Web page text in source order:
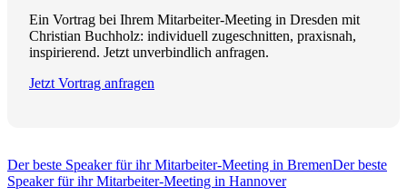
Ein Vortrag bei Ihrem Mitarbeiter-Meeting in Dresden mit
Christian Buchholz: individuell zugeschnitten, praxisnah,
inspirierend. Jetzt unverbindlich anfragen.
Jetzt Vortrag anfragen
Der beste Speaker für ihr Mitarbeiter-Meeting in BremenDer beste
Speaker für ihr Mitarbeiter-Meeting in Hannover